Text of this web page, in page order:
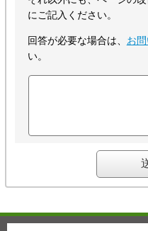
にご記入ください。
回答が必要な場合は、 お
い。